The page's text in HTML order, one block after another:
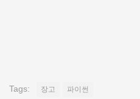
Tags: 장고 파이썬